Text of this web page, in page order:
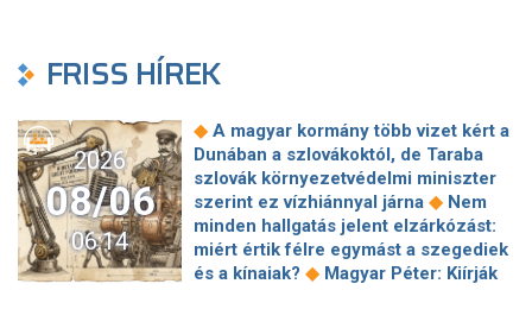
FRISS HÍREK
2026
08/06
06:14
◆ A magyar kormány több vizet kért a
Dunában a szlovákoktól, de Taraba
szlovák környezetvédelmi miniszter
szerint ez vízhiánnyal járna ◆ Nem
minden hallgatás jelent elzárkózást:
miért értik félre egymást a szegediek
és a kínaiak? ◆ Magyar Péter: Kiírják